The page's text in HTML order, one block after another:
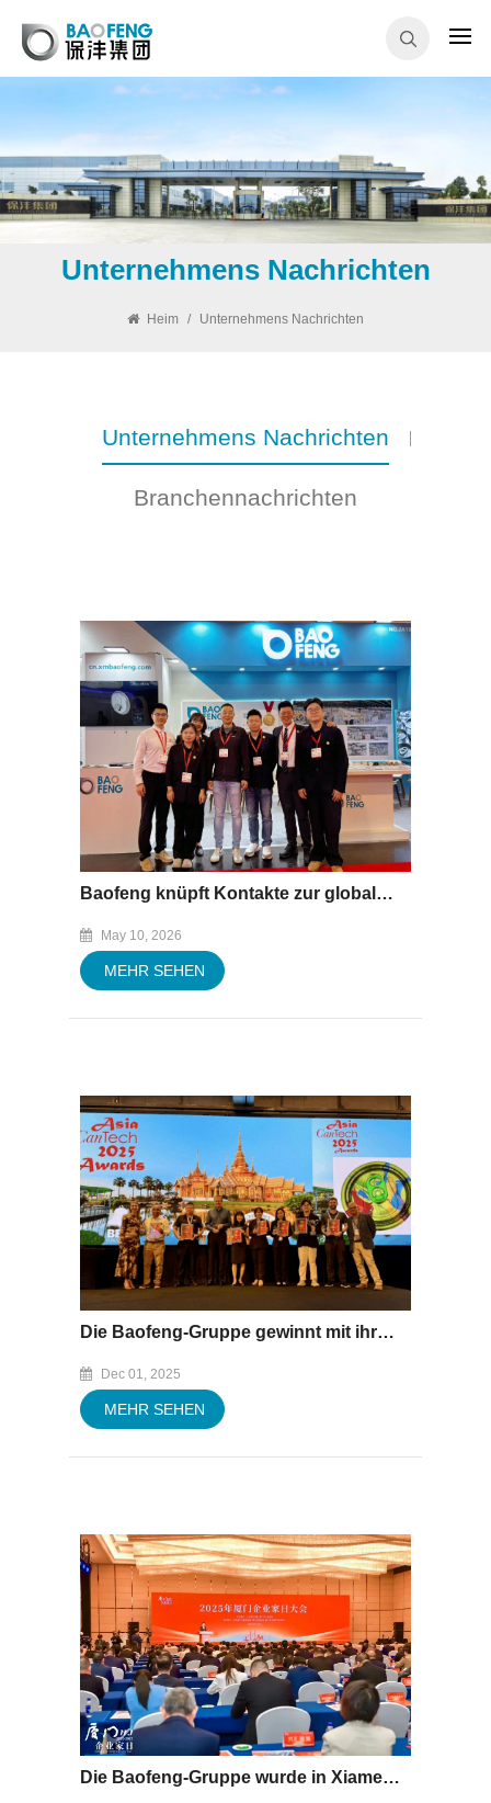
Unternehmens Nachrichten
Heim / Unternehmens Nachrichten
Unternehmens Nachrichten
Branchennachrichten
Baofeng knüpft Kontakte zur globalen Metallverpackungsindustrie auf der METPACK 2026
May 10, 2026
MEHR SEHEN
Die Baofeng-Gruppe gewinnt mit ihrem Colour Splash End zwei bedeutende Auszeichnungen auf der Asia CanTech Thailand.
Dec 01, 2025
MEHR SEHEN
Die Baofeng-Gruppe wurde in Xiamen unter die Top 100 der privaten Unternehmen aufgenommen.